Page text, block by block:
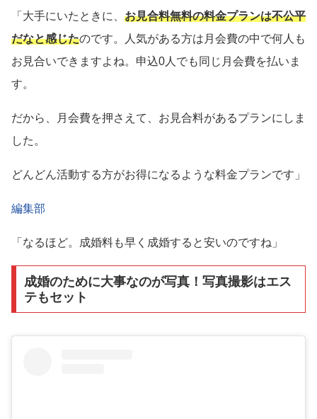
「大手にいたときに、 お見合料無料の料金プランは不公平
だなと感じたのです。人気がある方は月会費の中で何人も
お見合いできますよね。申込0人でも同じ月会費を払いま
す。
だから、月会費を押さえて、お見合料があるプランにしま
した。
どんどん活動する方がお得になるような料金プランです」
編集部
「なるほど。成婚料も早く成婚すると安いのですね」
成婚のために大事なのが写真！写真撮影はエス
テもセット